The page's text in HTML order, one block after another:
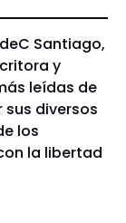
Santiago,
y
leídas de
diversos
los
la libertad